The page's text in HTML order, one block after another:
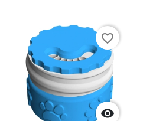

favorite_border